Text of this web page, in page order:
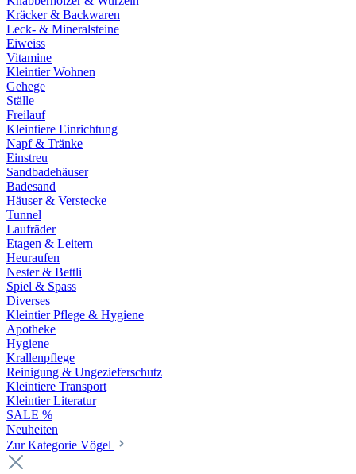
Kräcker & Backwaren
Leck- & Mineralsteine
Eiweiss
Vitamine
Kleintier Wohnen
Gehege
Ställe
Freilauf
Kleintiere Einrichtung
Napf & Tränke
Einstreu
Sandbadehäuser
Badesand
Häuser & Verstecke
Tunnel
Laufräder
Etagen & Leitern
Heuraufen
Nester & Bettli
Spiel & Spass
Diverses
Kleintier Pflege & Hygiene
Apotheke
Hygiene
Krallenpflege
Reinigung & Ungezieferschutz
Kleintiere Transport
Kleintier Literatur
SALE %
Neuheiten
Zur Kategorie Vögel